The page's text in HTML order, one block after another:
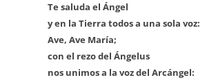
Te saluda el Ángel
y en la Tierra todos a una sola voz:
Ave, Ave María;
con el rezo del Ángelus
nos unimos a la voz del Arcángel: